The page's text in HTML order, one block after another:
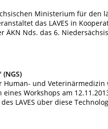
Ministerium für den
das LAVES in
Nds. das 6.
Human- und
eines Workshops am
LAVES über diese